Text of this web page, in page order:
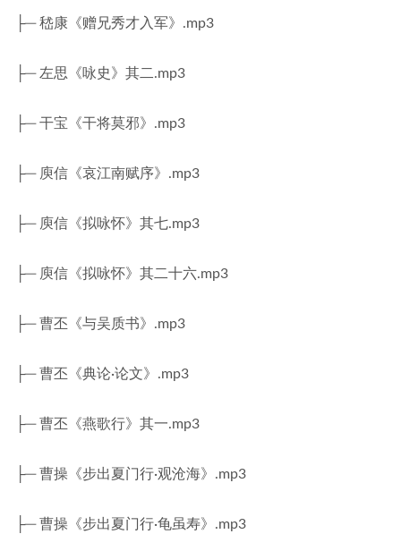
├─ 嵇康《赠兄秀才入军》.mp3
├─ 左思《咏史》其二.mp3
├─ 干宝《干将莫邪》.mp3
├─ 庾信《哀江南赋序》.mp3
├─ 庾信《拟咏怀》其七.mp3
├─ 庾信《拟咏怀》其二十六.mp3
├─ 曹丕《与吴质书》.mp3
├─ 曹丕《典论·论文》.mp3
├─ 曹丕《燕歌行》其一.mp3
├─ 曹操《步出夏门行·观沧海》.mp3
├─ 曹操《步出夏门行·龟虽寿》.mp3